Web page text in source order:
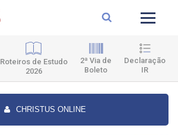
Roteiros de Estudo
2026
2ª Via de
Boleto
Declaração
IR
CHRISTUS ONLINE